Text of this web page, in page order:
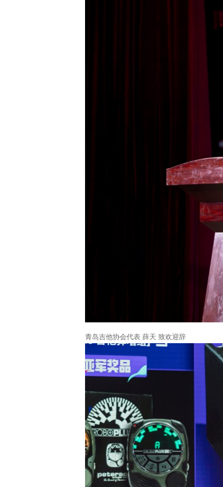
青岛吉他协会代表 薛天 致欢迎辞